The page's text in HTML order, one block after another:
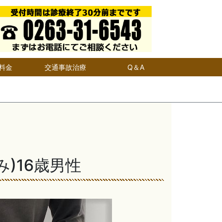
金 交通事故治療 Q＆A
)16歳男性